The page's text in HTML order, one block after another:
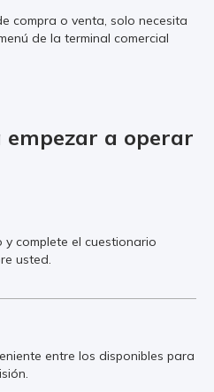
compra o venta, solo necesita
de la terminal comercial
empezar a operar
complete el cuestionario
usted.
entre los disponibles para